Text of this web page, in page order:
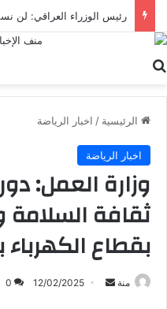
الرئيسية / اخبار الرياضة
اخبار الرياضة
وزارة العمل:
ثقافة السلامة
بقطاع
منة
أرسل 12/02/2025
0